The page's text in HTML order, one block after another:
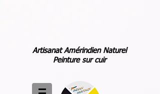
Artisanat Amérindien Naturel
Peinture sur cuir